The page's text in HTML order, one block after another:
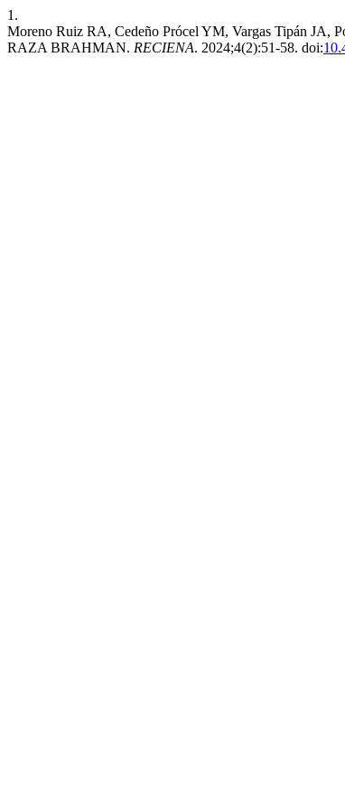
1.
Moreno Ruiz RA, Cedeño Prócel YM, Vargas Tipán
RAZA BRAHMAN. RECIENA. 2024;4(2):51-58. doi: